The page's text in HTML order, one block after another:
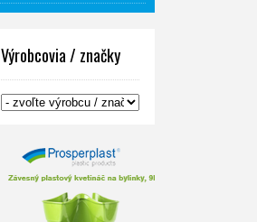
Výrobcovia / značky